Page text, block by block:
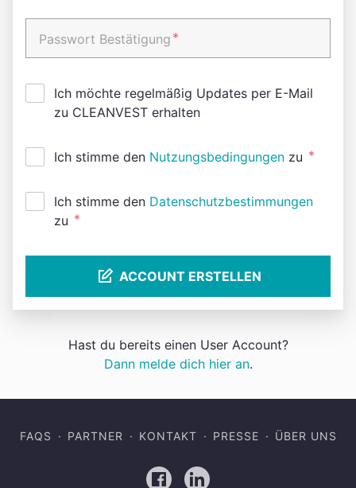
Passwort Bestätigung *
Ich möchte regelmäßig Updates per E-Mail
zu CLEANVEST erhalten
Ich stimme den Nutzungsbedingungen zu *
Ich stimme den Datenschutzbestimmungen
zu *
ACCOUNT ERSTELLEN
Hast du bereits einen User Account?
Dann melde dich hier an.
FAQS PARTNER KONTAKT PRESSE ÜBER UNS